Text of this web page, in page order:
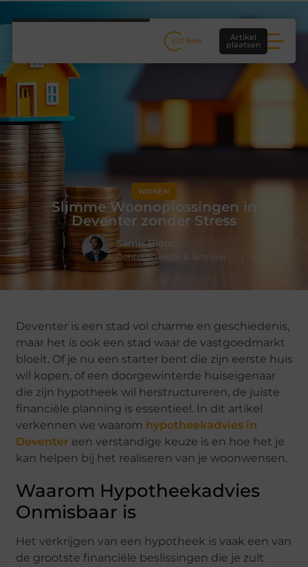
Artikel
plaatsen
WONEN
Slimme Woonoplossingen in
Deventer zonder Stress
Samir Blom
Contentcurator & Schrijver
Deventer is een stad vol charme en geschiedenis,
maar het is ook een stad waar de vastgoedmarkt
bloeit. Of je nu een starter bent die zijn eerste huis
wil kopen, of een doorgewinterde huiseigenaar
die zijn hypotheek wil herstructureren, de juiste
financiële planning is essentieel. In dit artikel
verkennen we waarom hypotheekadvies in
Deventer een verstandige keuze is en hoe het je
kan helpen bij het realiseren van je woonwensen.
Waarom Hypotheekadvies
Onmisbaar is
Het verkrijgen van een hypotheek is vaak een van
de grootste financiële beslissingen die je zult